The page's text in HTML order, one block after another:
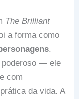
The Brilliant
a forma como
.
poderoso — ele
com
da vida. A